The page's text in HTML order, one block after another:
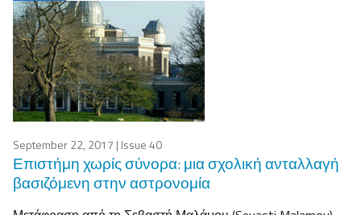
September 22, 2017 | Issue 40
Επιστήμη χωρίς σύνορα: μια σχολική ανταλλαγή
βασιζόμενη στην αστρονομία